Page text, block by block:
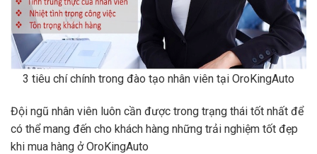
3 tiêu chí chính trong đào tạo nhân viên tại OroKingAuto
Đội ngũ nhân viên luôn cần được trong trạng thái tốt nhất để
có thể mang đến cho khách hàng những trải nghiệm tốt đẹp
khi mua hàng ở OroKingAuto